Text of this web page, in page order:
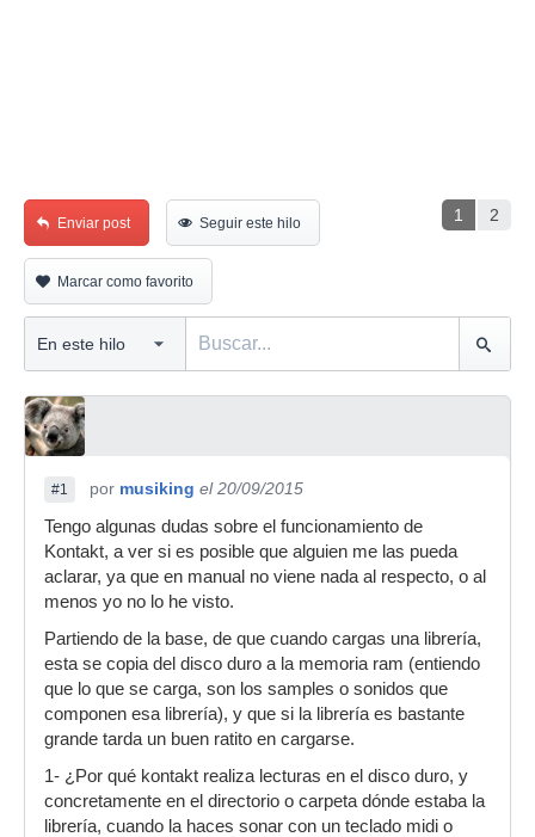
1 2
Enviar post Seguir este hilo
Marcar como favorito
#1 por musiking el 20/09/2015
Tengo algunas dudas sobre el funcionamiento de
Kontakt, a ver si es posible que alguien me las pueda
aclarar, ya que en manual no viene nada al respecto, o al
menos yo no lo he visto.
Partiendo de la base, de que cuando cargas una librería,
esta se copia del disco duro a la memoria ram (entiendo
que lo que se carga, son los samples o sonidos que
componen esa librería), y que si la librería es bastante
grande tarda un buen ratito en cargarse.
1- ¿Por qué kontakt realiza lecturas en el disco duro, y
concretamente en el directorio o carpeta dónde estaba la
librería, cuando la haces sonar con un teclado midi o